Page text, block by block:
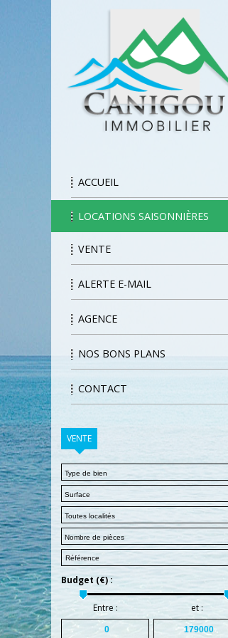
ACCUEIL
LOCATIONS SAISONNIÈRES
VENTE
ALERTE E-MAIL
AGENCE
NOS BONS PLANS
CONTACT
VENTE
Budget (€) :
Entre : et :